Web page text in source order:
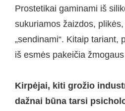
Prostetikai gaminami iš
sukuriamos žaizdos,
„sendinami“. Kitaip tariant,
iš esmės pakeičia
Kirpėjai, kiti grožio
dažnai būna tarsi